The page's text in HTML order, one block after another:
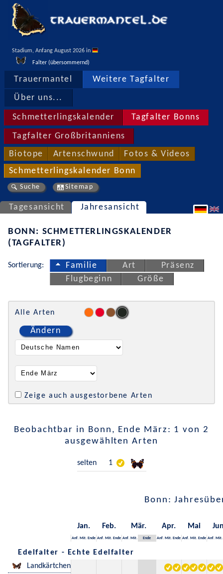
Stadium, Anfang August 2026 in
Falter (übersommernd)
Trauermantel Weitere Tagfalter
Über uns...
Schmetterlingskalender Tagfalter Bonns
Tagfalter Großbritanniens
Biotope Artenschwund Fotos & Videos
Schmetterlingskalender Bonn
Suche Sitemap
Tagesansicht Jahresansicht
BONN: SCHMETTERLINGSKALENDER
(TAGFALTER)
Sortierung: Familie Art
Präsenz
Flugbeginn
Größe
Alle Arten
Ändern
Zeige auch ausgestorbene Arten
Beobachtbar in Bonn, Ende März: 1 von 2
ausgewählten Arten
selten 1
Bonn:
Jan. Feb. Mär. Apr. Mai
Anf. Mit. Ende Anf. Mit. Ende Anf. Mit. Ende Anf. Mit. Ende Anf. Mit. Ende Anf. Mit.
Edelfalter - Echte Edelfalter
Landkärtchen